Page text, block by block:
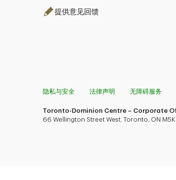
提供意见回馈
隐私与安全 法律声明 无障碍服务
Toronto-Dominion Centre – Corporate
66 Wellington Street West, Toronto, ON M5K